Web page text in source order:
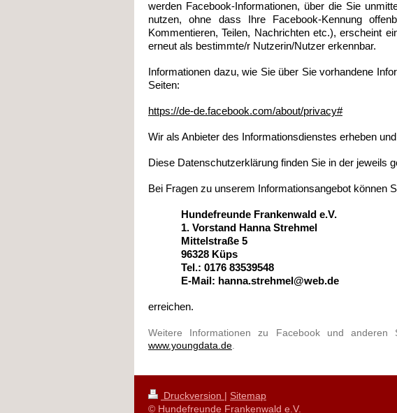
werden Facebook-Informationen, über die Sie
nutzen, ohne dass Ihre Facebook-Kennung
Kommentieren, Teilen, Nachrichten etc.), erscheint
erneut als bestimmte/r Nutzerin/Nutzer erkennbar.
Informationen dazu, wie Sie über Sie vorhandene
Seiten:
https://de-de.facebook.com/about/privacy#
Wir als Anbieter des Informationsdienstes erheben
Diese Datenschutzerklärung finden Sie in der jeweils
Bei Fragen zu unserem Informationsangebot können
Hundefreunde Frankenwald e.V.
1. Vorstand Hanna Strehmel
Mittelstraße 5
96328 Küps
Tel.: 0176 83539548
E-Mail: hanna.strehmel@web.de
erreichen.
Weitere Informationen zu Facebook und
www.youngdata.de
Druckversion | Sitemap
© Hundefreunde Frankenwald e.V.